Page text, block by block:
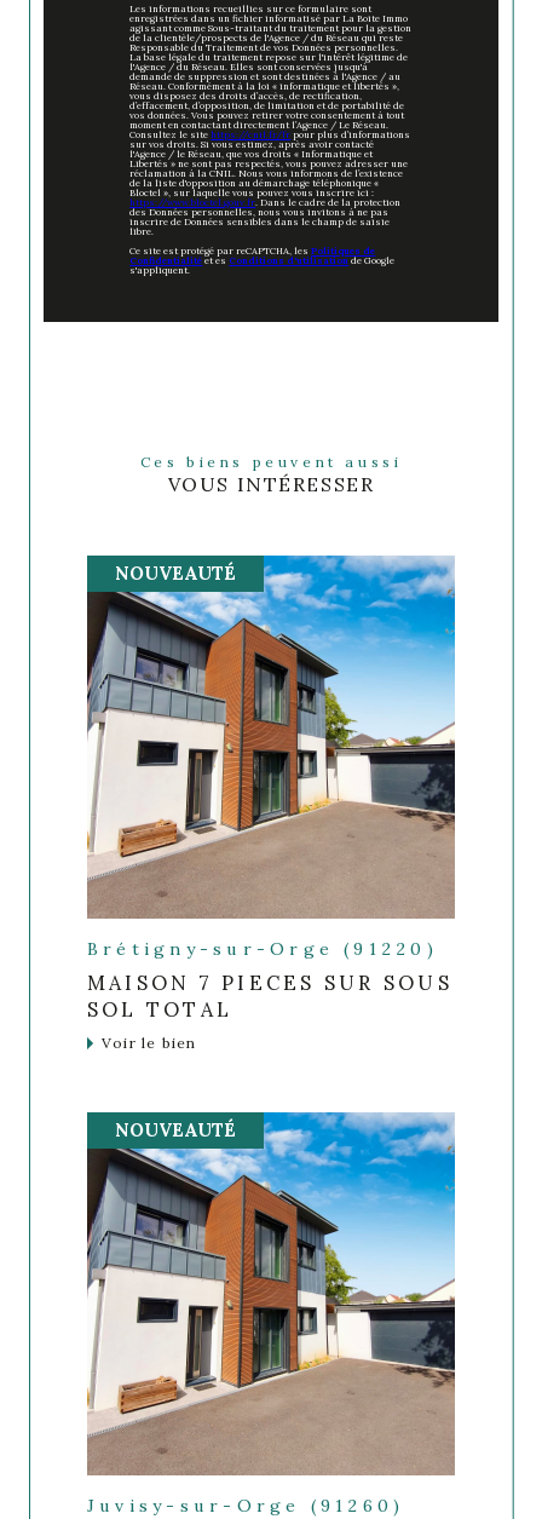
Les informations recueillies sur ce formulaire sont
enregistrées dans un fichier informatisé par La Boite Immo
agissant comme Sous-traitant du traitement pour la gestion
de la clientèle/prospects de l'Agence / du Réseau qui reste
Responsable du Traitement de vos Données personnelles.
La base légale du traitement repose sur l'intérêt légitime de
l'Agence / du Réseau. Elles sont conservées jusqu'à
demande de suppression et sont destinées à l'Agence / au
Réseau. Conformément à la loi « informatique et libertés »,
vous disposez des droits d’accès, de rectification,
d’effacement, d’opposition, de limitation et de portabilité de
vos données. Vous pouvez retirer votre consentement à tout
moment en contactant directement l’Agence / Le Réseau.
Consultez le sitehttps://cnil.fr/fr pour plus d’informations
sur vos droits. Si vous estimez, après avoir contacté
l'Agence / le Réseau, que vos droits « Informatique et
Libertés » ne sont pas respectés, vous pouvez adresser une
réclamation à la CNIL. Nous vous informons de l’existence
de la liste d'opposition au démarchage téléphonique «
Bloctel », sur laquelle vous pouvez vous inscrire ici :
https://www.bloctel.gouv.fr . Dans le cadre de la protection
des Données personnelles, nous vous invitons à ne pas
inscrire de Données sensibles dans le champ de saisie
libre.
Ce site est protégé par reCAPTCHA, lesPolitiques de
Confidentialité et es Conditions d'utilisationde Google
s'appliquent.
Ces biens peuvent aussi
VOUS INTÉRESSER
NOUVEAUTÉ
Brétigny-sur-Orge (91220)
MAISON 7 PIECES SUR SOUS
SOL TOTAL
Voir le bien
NOUVEAUTÉ
Juvisy-sur-Orge (91260)